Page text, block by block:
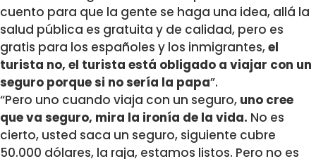
cuento para que la gente se haga una idea, allá la
salud pública es gratuita y de calidad, pero es
gratis para los españoles y los inmigrantes,el
turista no, el turista está obligado a viajar con un
seguro porque si nosería la papa”.
“Pero uno cuando viaja con un seguro, uno cree
que va seguro, mira la ironía de la vida. No es
cierto, usted saca un seguro, siguiente cubre
50.000 dólares, la raja, estamos listos. Pero no es